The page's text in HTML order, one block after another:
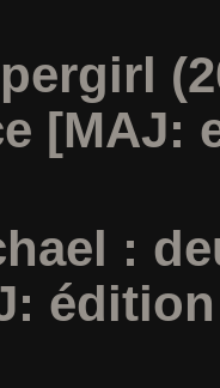
[MAJ:
: